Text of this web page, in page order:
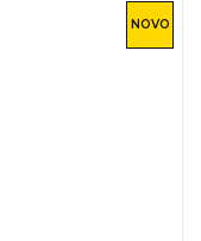
NOVO